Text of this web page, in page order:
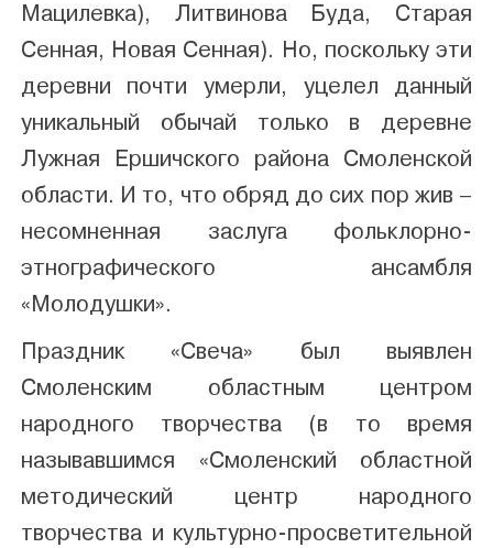
Мацилевка), Литвинова Буда, Старая
Сенная, Новая Сенная). Но, поскольку эти
деревни почти умерли, уцелел данный
уникальный обычай только в деревне
Лужная Ершичского района Смоленской
области. И то, что обряд до сих пор жив –
несомненная заслуга фольклорно-
этнографического ансамбля
«Молодушки».
Праздник «Свеча» был выявлен
Смоленским областным центром
народного творчества (в то время
называвшимся «Смоленский областной
методический центр народного
творчества и культурно-просветительной